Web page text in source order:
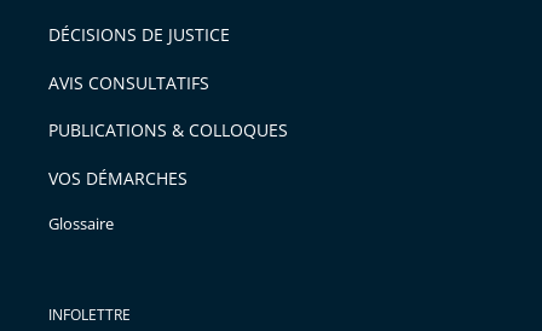
DÉCISIONS DE JUSTICE
AVIS CONSULTATIFS
PUBLICATIONS & COLLOQUES
VOS DÉMARCHES
Glossaire
INFOLETTRE